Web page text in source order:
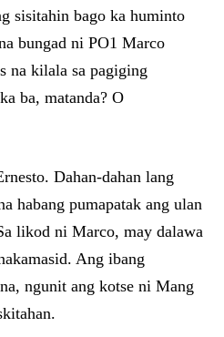
sisitahin bago ka huminto
bungad ni PO1 Marco
na kilala sa pagiging
ba, matanda? O
Dahan-dahan lang
habang pumapatak ang ulan
likod ni Marco, may dalawa
Ang ibang
ngunit ang kotse ni Mang